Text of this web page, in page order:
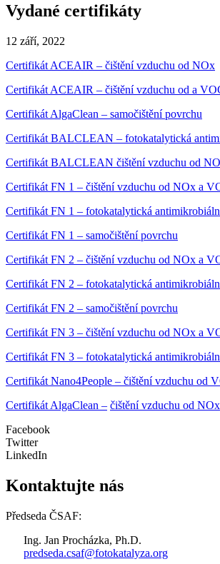
Vydané certifikáty
12 září, 2022
Certifikát ACEAIR – čištění vzduchu od NOx
Certifikát ACEAIR – čištění vzduchu od a
Certifikát AlgaClean – samočištění povrchu
Certifikát BALCLEAN – fotokatalytická
Certifikát BALCLEAN čištění vzduchu od
Certifikát FN 1 – čištění vzduchu od NOx a
Certifikát FN 1 – fotokatalytická
Certifikát FN 1 – samočištění povrchu
Certifikát FN 2 – čištění vzduchu od NOx a
Certifikát FN 2 – fotokatalytická
Certifikát FN 2 – samočištění povrchu
Certifikát FN 3 – čištění vzduchu od NOx a
Certifikát FN 3 – fotokatalytická
Certifikát Nano4People – čištění vzduchu od
Certifikát AlgaClean – čištění vzduchu od NOx
Facebook
Twitter
LinkedIn
Kontaktujte nás
Předseda ČSAF:
Ing. Jan Procházka, Ph.D.
predseda.csaf@fotokatalyza.org